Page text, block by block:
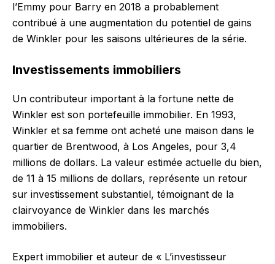
l’Emmy pour Barry en 2018 a probablement
contribué à une augmentation du potentiel de gains
de Winkler pour les saisons ultérieures de la série.
Investissements immobiliers
Un contributeur important à la fortune nette de
Winkler est son portefeuille immobilier. En 1993,
Winkler et sa femme ont acheté une maison dans le
quartier de Brentwood, à Los Angeles, pour 3,4
millions de dollars. La valeur estimée actuelle du bien,
de 11 à 15 millions de dollars, représente un retour
sur investissement substantiel, témoignant de la
clairvoyance de Winkler dans les marchés
immobiliers.
Expert immobilier et auteur de « L’investisseur